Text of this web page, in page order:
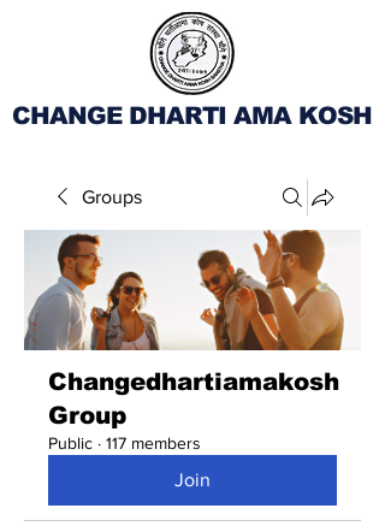
CHANGE DHARTI AMA KOSH
Groups
Changedhartiamakosh
Group
Public · 117 members
Join